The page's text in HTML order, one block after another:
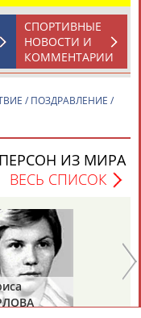
Загалав
АБДУЛБЕКОВ
Назир
АБДУЛЛАЕВ
СПОРТИВНЫЕ
НОВОСТИ И
КОММЕНТАРИИ
/ ПОЗДРАВЛЕНИЕ /
ИЗ МИРА
ВЕСЬ СПИСОК